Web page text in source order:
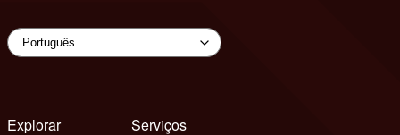
Explorar
Serviços